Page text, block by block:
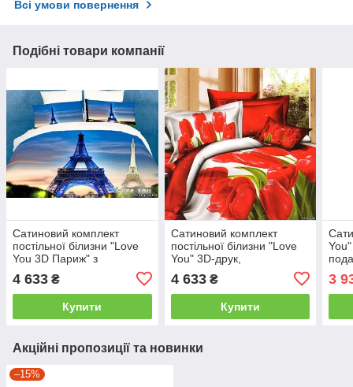
Всі умови повернення
Подібні товари компанії
Сатиновий комплект
постільної білизни "Love
You 3D Париж" з
подарунковою упаковкою
сімейний (2 підковдри)
4 633 ₴
Купити
Сатиновий комплект
постільної білизни "Love
You" 3D-друк,
сімейний (2 підковдри)
4 633₴
Купити
3
Акційні пропозиції та новинки
–15%